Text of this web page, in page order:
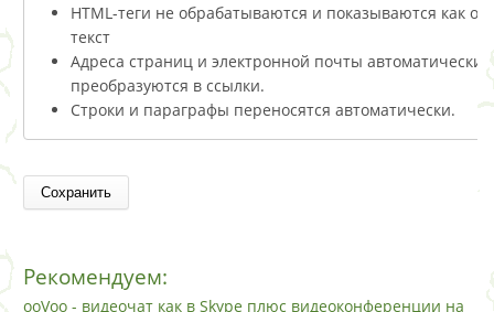
HTML-теги не обрабатываются и показываются как
текст
Адреса страниц и электронной почты автоматически
преобразуются в ссылки.
Строки и параграфы переносятся автоматически.
Рекомендуем:
ooVoo - видеочат как в Skype плюс видеоконференции на